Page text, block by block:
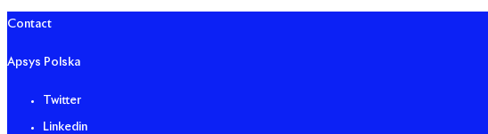
Contact
Apsys Polska
Twitter
Linkedin